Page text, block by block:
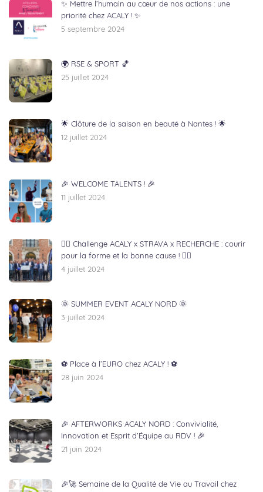
✨ Mettre l’humain au cœur de nos actions : une
priorité chez ACALY ! ✨
5 septembre 2024
🌍 RSE & SPORT 🏀
25 juillet 2024
🌟 Clôture de la saison en beauté à Nantes ! 🌟
12 juillet 2024
🎉 WELCOME TALENTS ! 🎉
11 juillet 2024
🏃‍♂️ Challenge ACALY x STRAVA x RECHERCHE : courir
pour la forme et la bonne cause ! 🏃‍♀️
4 juillet 2024
🌞 SUMMER EVENT ACALY NORD 🌞
3 juillet 2024
⚽ Place à l’EURO chez ACALY ! ⚽
28 juin 2024
🎉 AFTERWORKS ACALY NORD : Convivialité,
Innovation et Esprit d’Équipe au RDV ! 🎉
21 juin 2024
🎉🚀 Semaine de la Qualité de Vie au Travail chez